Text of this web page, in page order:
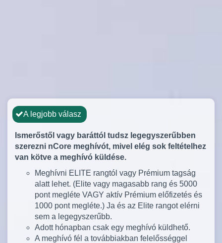
A legjobb válasz
Ismerőstől vagy baráttól tudsz legegyszerűbben
szerezni nCore meghívót, mivel elég sok feltételhez
van kötve a meghívó küldése.
Meghívni ELITE rangtól vagy Prémium tagság
alatt lehet. (Elite vagy magasabb rang és 5000
pont megléte VAGY aktív Prémium előfizetés és
1000 pont megléte.) Ja és az Elite rangot elérni
sem a legegyszerűbb.
Adott hónapban csak egy meghívó küldhető.
A meghívó fél a továbbiakban felelősséggel